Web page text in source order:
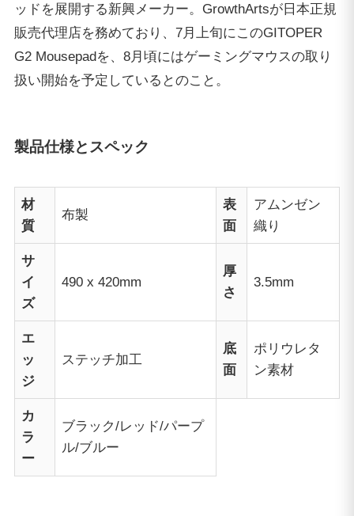
ッドを展開する新興メーカー。GrowthArtsが日本正規
販売代理店を務めており、7月上旬にこのGITOPER
G2 Mousepadを、8月頃にはゲーミングマウスの取り
扱い開始を予定しているとのこと。
製品仕様とスペック
材
質
布製
表
面
アムンゼン
織り
サ
イ
ズ
490 x 420mm
厚
さ
3.5mm
エ
ッ
ジ
ステッチ加工
底
面
ポリウレタ
ン素材
カ
ラ
ー
ブラック/レッド/パープ
ル/ブルー